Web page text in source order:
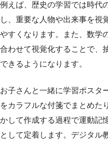
例えば、歴史の学習では時代
し、重要な人物や出来事を視
やすくなります。また、数学
合わせて視覚化することで、
できるようになります。
お子さんと一緒に学習ポスタ
をカラフルな付箋でまとめた
かして作成する過程で運動記
として定着します。デジタル